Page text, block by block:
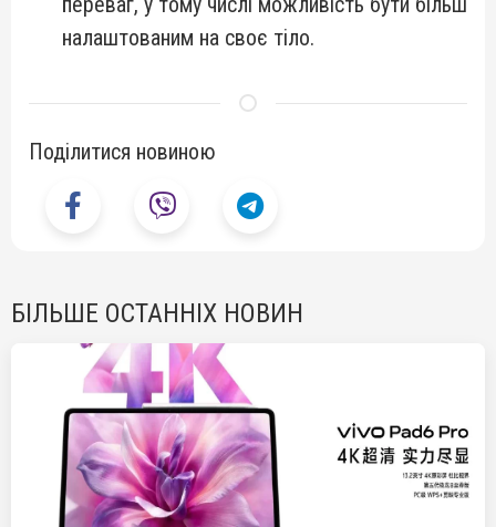
налаштованим на своє тіло.
Поділитися новиною
БІЛЬШЕ ОСТАННІХ НОВИН